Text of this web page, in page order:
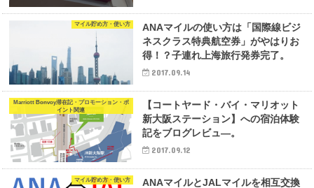
マイル貯め方・使い方
ANAマイルの使い方は「国際線ビジ
ネスクラス特典航空券」がやはりお
得！？子連れ上海旅行発券完了。
2017.09.14
Marriott Bonvoy滞在記・プロモーション・ポ
イント関連
【コートヤード・バイ・マリオット
新大阪ステーション】への宿泊体験
記をブログレビュ―。
2017.09.12
マイル貯め方・使い方
ANAマイルとJALマイルを相互交換